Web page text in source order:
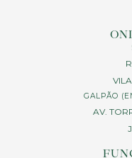
GALPÃO
AV.